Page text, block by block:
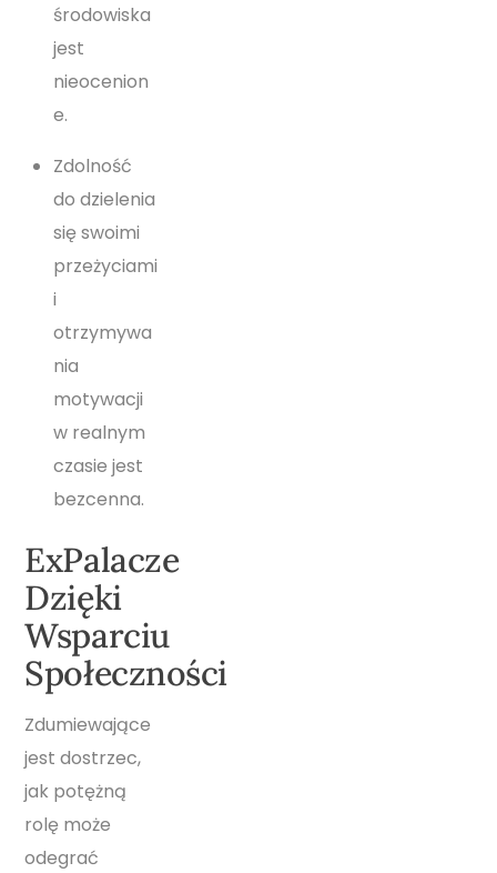
środowiska
jest
nieocenion
e.
Zdolność
do dzielenia
się swoimi
przeżyciami
i
otrzymywa
nia
motywacji
w realnym
czasie jest
bezcenna.
ExPalacze
Dzięki
Wsparciu
Społeczności
Zdumiewające
jest dostrzec,
jak potężną
rolę może
odegrać